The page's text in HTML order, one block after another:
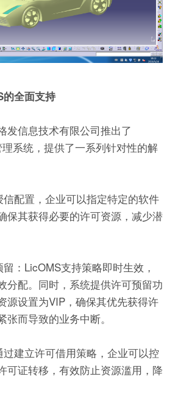
全面支持
发信息技术有限公司推出了
系统，提供了一系列针对性的解
配置，企业可以指定特定的软件
保其获得必要的许可资源，减少潜
：LicOMS支持策略即时生效，
分配。同时，系统提供许可预留功
源设置为VIP，确保其优先获得许
而导致的业务中断。
建立许可借用策略，企业可以控
可证转移，有效防止资源滥用，降